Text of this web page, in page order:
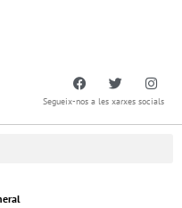
Segueix-nos a les xarxes socials